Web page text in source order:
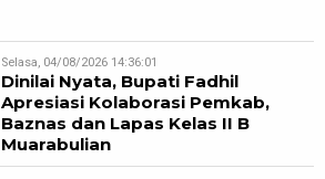
Selasa, 04/08/2026 14:36:01
Dinilai Nyata, Bupati Fadhil
Apresiasi Kolaborasi Pemkab,
Baznas dan Lapas Kelas II B
Muarabulian